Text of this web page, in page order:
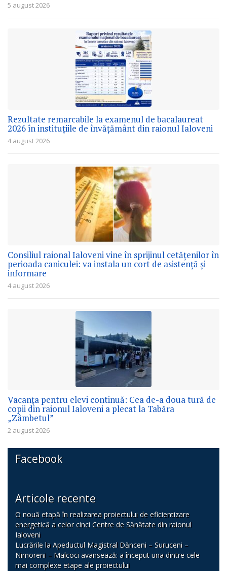
5 august 2026
Rezultate remarcabile la examenul de bacalaureat
2026 în instituțiile de învățământ din raionul Ialoveni
4 august 2026
Consiliul raional Ialoveni vine în sprijinul cetățenilor în
perioada caniculei: va instala un cort de asistență și
informare
4 august 2026
Vacanța pentru elevi continuă: Cea de-a doua tură de
copii din raionul Ialoveni a plecat la Tabăra
„Zâmbetul”
2 august 2026
Facebook
Articole recente
O nouă etapă în realizarea proiectului de eficientizare
energetică a celor cinci Centre de Sănătate din raionul
Ialoveni
Lucrările la Apeductul Magistral Dănceni – Suruceni –
Nimoreni – Malcoci avansează: a început una dintre cele
mai complexe etape ale proiectului